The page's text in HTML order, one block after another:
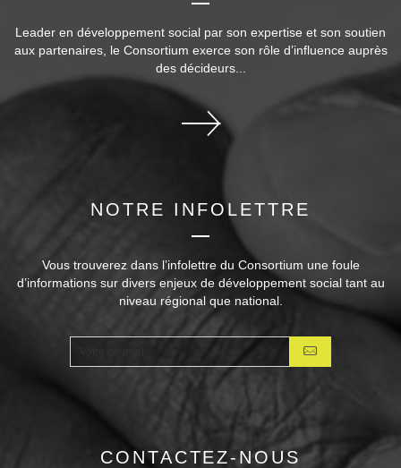
Leader en développement social par son expertise et son soutien
aux partenaires, le Consortium exerce son rôle d’influence auprès
des décideurs...
NOTRE INFOLETTRE
Vous trouverez dans l’infolettre du Consortium une foule
d’informations sur divers enjeux de développement social tant au
niveau régional que national.
CONTACTEZ-NOUS